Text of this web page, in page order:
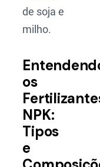
de soja e
milho.
os
NPK:
Tipos
e